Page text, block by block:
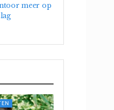
meer op